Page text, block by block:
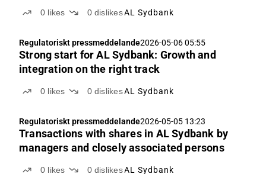
0 likes 0 dislikesAL Sydbank
Regulatoriskt pressmeddelande2026-05-06 05:55
Strong start for AL Sydbank: Growth and
integration on the right track
0 likes 0 dislikesAL Sydbank
Regulatoriskt pressmeddelande2026-05-05 13:23
Transactions with shares in AL Sydbank by
managers and closely associated persons
0 likes 0 dislikesAL Sydbank